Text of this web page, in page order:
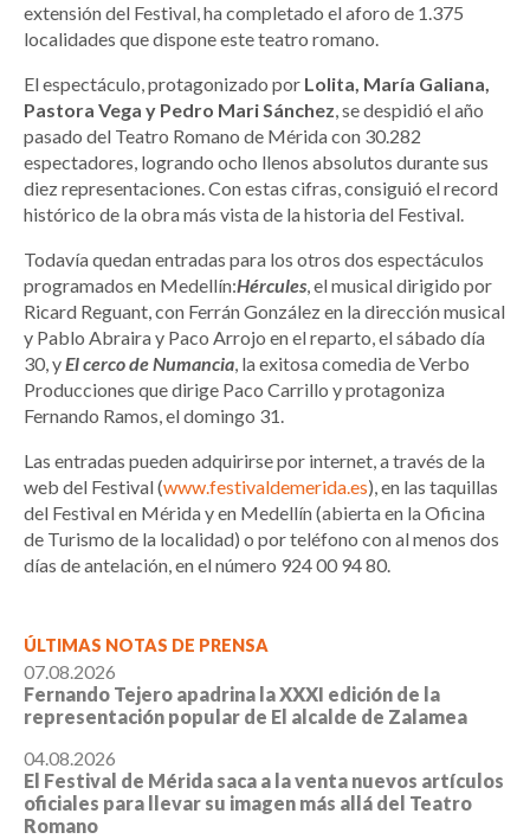
extensión del Festival, ha completado el aforo de 1.375
localidades que dispone este teatro romano.
El espectáculo, protagonizado por Lolita, María Galiana,
Pastora Vega y Pedro Mari Sánchez, se despidió el año
pasado del Teatro Romano de Mérida con 30.282
espectadores, logrando ocho llenos absolutos durante sus
diez representaciones. Con estas cifras, consiguió el record
histórico de la obra más vista de la historia del Festival.
Todavía quedan entradas para los otros dos espectáculos
programados en Medellín:Hércules, el musical dirigido por
Ricard Reguant, con Ferrán González en la dirección musical
y Pablo Abraira y Paco Arrojo en el reparto, el sábado día
30, yEl cerco de Numancia, la exitosa comedia de Verbo
Producciones que dirige Paco Carrillo y protagoniza
Fernando Ramos, el domingo 31.
Las entradas pueden adquirirse por internet, a través de la
web del Festival (www.festivaldemerida.es), en las taquillas
del Festival en Mérida y en Medellín (abierta en la Oficina
de Turismo de la localidad) o por teléfono con al menos dos
días de antelación, en el número 924 00 94 80.
ÚLTIMAS NOTAS DE PRENSA
07.08.2026
Fernando Tejero apadrina la XXXI edición de la
representación popular de El alcalde de Zalamea
04.08.2026
El Festival de Mérida saca a la venta nuevos artículos
oficiales para llevar su imagen más allá del Teatro
Romano